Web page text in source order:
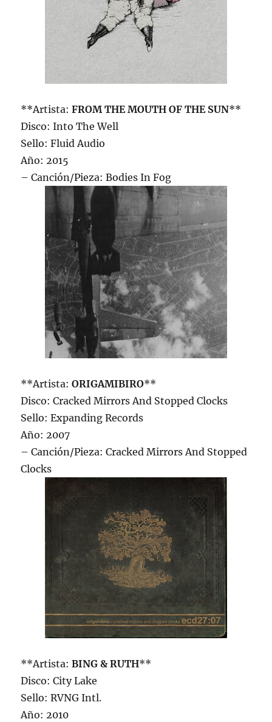
**Artista:FROM THE MOUTH OF THE SUN**
Disco: Into The Well
Sello: Fluid Audio
Año: 2015
– Canción/Pieza: Bodies In Fog
**Artista:ORIGAMIBIRO**
Disco: Cracked Mirrors And Stopped Clocks
Sello: Expanding Records
Año: 2007
– Canción/Pieza: Cracked Mirrors And Stopped
Clocks
**Artista:BING & RUTH**
Disco: City Lake
Sello: RVNG Intl.
Año: 2010